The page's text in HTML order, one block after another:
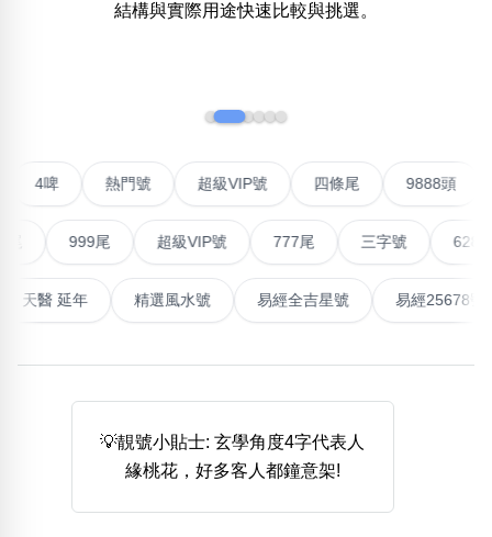
無0 無2無3無4無5 無7無8無9
清除全部分類
搜尋
888尾
999尾 777尾 9字頭 6字頭
無4字
全大數字
5萬以上 生天延 全吉星(全號)
清除全部分類
結構與實際用途快速比較與挑選。
聯號 4啤 熱門號 超級VIP號 四條尾
超級VIP號 777尾 三字號 6288頭
最高能量生氣 天醫 延年 精選風水號 易經全吉星號
💡靚號小貼士: 玄學角度4字代表人
緣桃花，好多客人都鐘意架!